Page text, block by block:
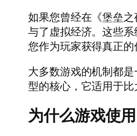
如果您曾经在《堡垒
与了虚拟经济。这些
您作为玩家获得真正的
大多数游戏的机制都
型的核心，它适用于比
为什么游戏使